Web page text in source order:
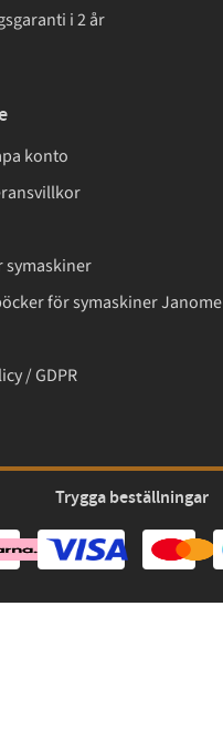
i 2 år
konto
för symaskiner Janome
/ GDPR
Trygga beställningar